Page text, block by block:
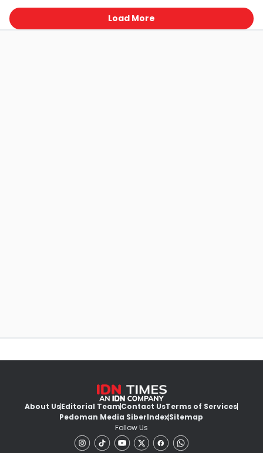
Load More
About UsEditorial TeamContact UsTerms of Services
Pedoman Media SiberIndexSitemap
Follow Us